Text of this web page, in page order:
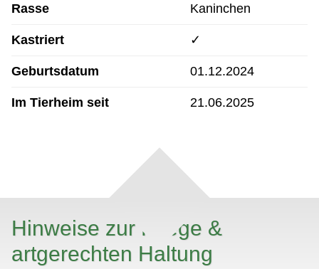
Rasse Kaninchen
Kastriert ✓
Geburtsdatum 01.12.2024
Im Tierheim seit 21.06.2025
Hinweise zur Pflege &
artgerechten Haltung